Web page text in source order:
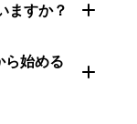
ますか？
ら始める